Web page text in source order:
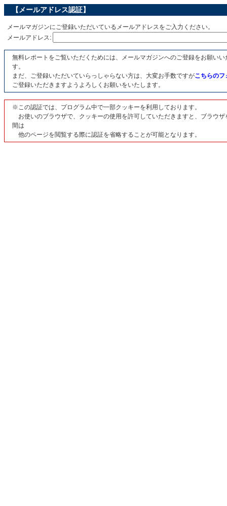
【メールアドレス認証】
メールマガジンにご登録いただいているメールアドレスをご入力ください。
メールアドレス:
無料レポートをご覧いただくためには、メールマガジンへのご登録をお願いい
す。
まだ、ご登録いただいていらっしゃらない方は、大変お手数ですがこちらのフ
ご登録いただきますようよろしくお願いをいたします。
※この認証では、プログラム中で一部クッキーを利用しております。
お使いのブラウザで、クッキーの使用を許可していただきますと、ブラウザ
間は
他のページを閲覧する際に認証を省略することが可能となります。